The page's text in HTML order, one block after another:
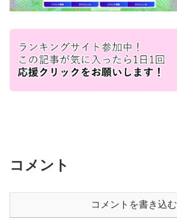
コメント
コメントを書き込む